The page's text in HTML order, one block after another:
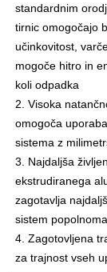
standardnim
tirnic omogočajo
učinkovitost,
mogoče hitro in
koli odpadka
2. Visoka
omogoča
sistema z
3. Najdaljša
ekstrudiranega
zagotavlja
sistem
4. Zagotovljena
za trajnost vseh